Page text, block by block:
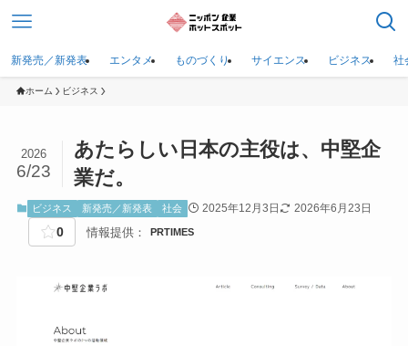
新発売／新発表 エンタメ ものづくり サイエンス ビジネス 社
ホーム ビジネス
あたらしい日本の主役は、中堅企
業だ。
2026
6/23
ビジネス 新発売／新発表 社会 2025年12月3日 2026年6月23日
0 情報提供： PRTIMES